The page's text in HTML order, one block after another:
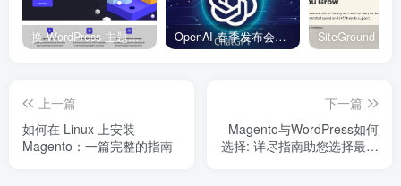
换 WordPress 主题前先看这份清单：Kadence、Blocksy Pro 与 WoodMart 的实操配置教程 OpenAI 春季发布会：全新 GPT-4o 多模态模型发布，实时互动及免费用户升级全面开启
上一篇
如何在 Linux 上安装
Magento：一篇完整的指南
下一篇
Magento与WordPress如何
选择: 详尽指南助您选择最佳